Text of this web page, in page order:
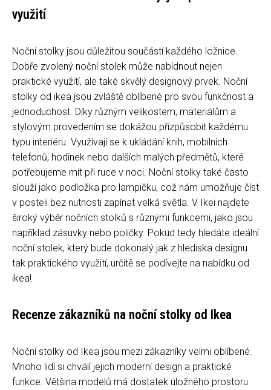
využití
Noční stolky jsou důležitou součástí každého ložnice.
Dobře zvolený noční stolek může nabídnout nejen
praktické využití, ale také skvělý designový prvek. Noční
stolky od ikea jsou zvláště oblíbené pro svou funkčnost a
jednoduchost. Díky různým velikostem, materiálům a
stylovým provedením se dokážou přizpůsobit každému
typu interiéru. Využívají se k ukládání knih, mobilních
telefonů, hodinek nebo dalších malých předmětů, které
potřebujeme mít při ruce v noci. Noční stolky také často
slouží jako podložka pro lampičku, což nám umožňuje číst
v posteli bez nutnosti zapínat velká světla. V Ikei najdete
široký výběr nočních stolků s různými funkcemi, jako jsou
například zásuvky nebo poličky. Pokud tedy hledáte ideální
noční stolek, který bude dokonalý jak z hlediska designu
tak praktického využití, určitě se podívejte na nabídku od
ikea!
Recenze zákazníků na noční stolky od Ikea
Noční stolky od Ikea jsou mezi zákazníky velmi oblíbené.
Mnoho lidí si chválí jejich moderní design a praktické
funkce. Většina modelů má dostatek úložného prostoru